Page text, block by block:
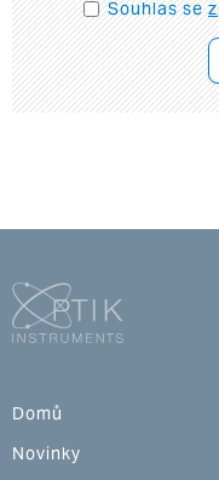
Souhlas se
Domů
Novinky